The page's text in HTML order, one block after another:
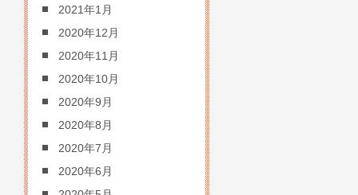
2021年1月
2020年12月
2020年11月
2020年10月
2020年9月
2020年8月
2020年7月
2020年6月